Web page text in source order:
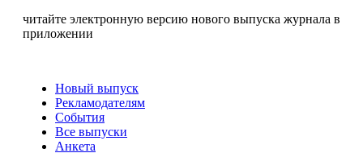
читайте электронную версию нового выпуска журнала в
приложении
Новый выпуск
Рекламодателям
События
Все выпуски
Анкета